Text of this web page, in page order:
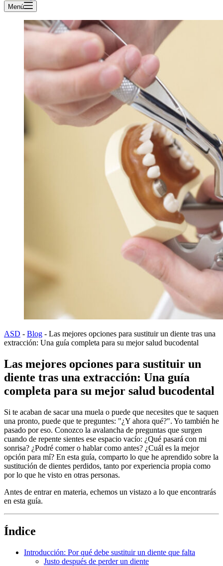
Menú
ASD - Blog - Las mejores opciones para sustituir un diente tras una
extracción: Una guía completa para su mejor salud bucodental
Las mejores opciones para sustituir un
diente tras una extracción: Una guía
completa para su mejor salud bucodental
Si te acaban de sacar una muela o puede que necesites que te saquen
una pronto, puede que te preguntes: "¿Y ahora qué?". Yo también he
pasado por eso. Conozco la avalancha de preguntas que surgen
cuando de repente sientes ese espacio vacío: ¿Qué pasará con mi
sonrisa? ¿Podré comer o hablar como antes? ¿Cuál es la mejor
opción para mí? En esta guía, comparto lo que he aprendido sobre la
sustitución de dientes perdidos, tanto por experiencia propia como
por lo que he visto en otras personas.
Antes de entrar en materia, echemos un vistazo a lo que encontrarás
en esta guía.
Índice
Introducción: Por qué debe sustituir un diente que falta
Justo después de perder un diente